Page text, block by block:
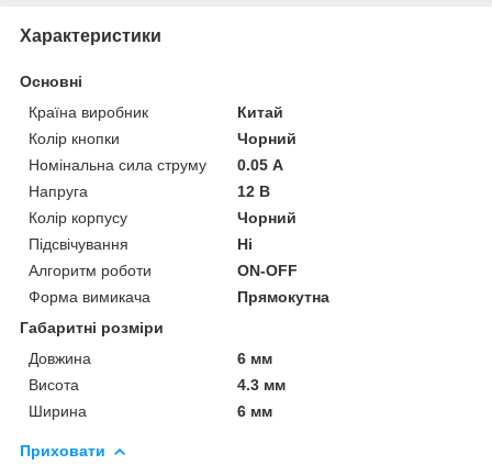
Характеристики
Основні
Країна виробник
Китай
Колір кнопки
Чорний
Номінальна сила струму
0.05 А
Напруга
12 В
Колір корпусу
Чорний
Підсвічування
Ні
Алгоритм роботи
ON-OFF
Форма вимикача
Прямокутна
Габаритні розміри
Довжина
6 мм
Висота
4.3 мм
Ширина
6 мм
Приховати